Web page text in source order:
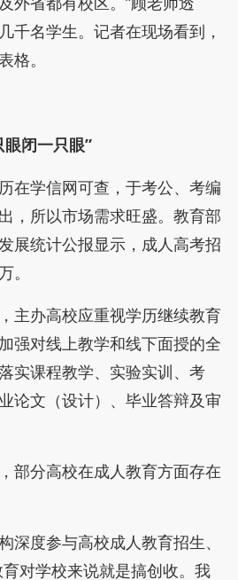
千名学生。记者在现场看到，
格。
闭一只眼”
在学信网可查，于考公、考编
，所以市场需求旺盛。教育部
展统计公报显示，成人高考招
。
主办高校应重视学历继续教育
强对线上教学和线下面授的全
实课程教学、实验实训、考
论文（设计）、毕业答辩及审
部分高校在成人教育方面存在
度参与高校成人教育招生、
对学校来说就是搞创收。我